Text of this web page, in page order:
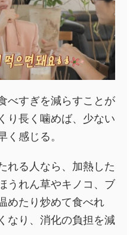
べすぎを減らすことが
り長く噛めば、少ない
く感じる。
れる人なら、加熱した
うれん草やキノコ、ブ
めたり炒めて食べれ
なり、消化の負担を減